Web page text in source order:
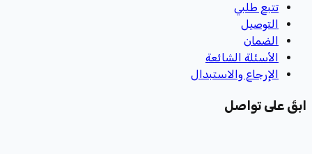
تتبع طلبي
التوصيل
الضمان
الأسئلة الشائعة
الإرجاع والاستبدال
ابقَ على تواصل